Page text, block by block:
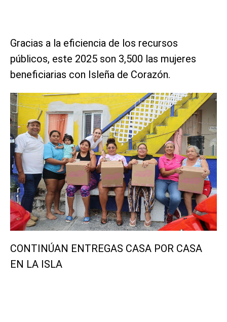
Gracias a la eficiencia de los recursos
públicos, este 2025 son 3,500 las mujeres
beneficiarias con Isleña de Corazón.
CONTINÚAN ENTREGAS CASA POR CASA
EN LA ISLA